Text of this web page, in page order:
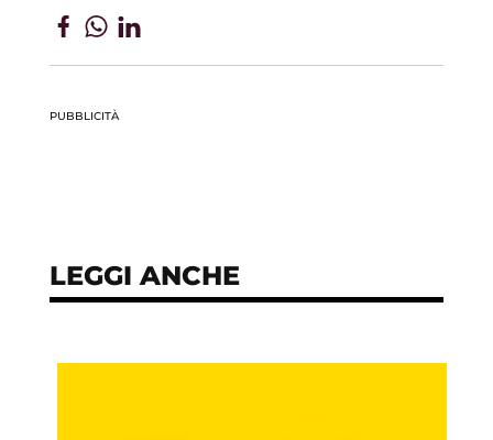
PUBBLICITÀ
LEGGI ANCHE